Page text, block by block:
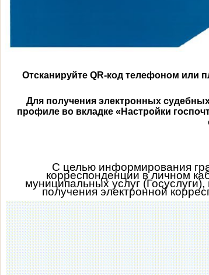
Отсканируйте QR-код телефоном или
Для получения электронных
профиле во вкладке «Настройки
С целью информирования
корреспонденции в личном
муниципальных услуг
получения электронной